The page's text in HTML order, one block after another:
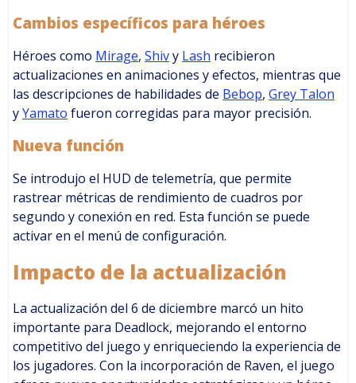
Cambios específicos para héroes
Héroes como Mirage, Shivy Lash recibieron
actualizaciones en animaciones y efectos, mientras que
las descripciones de habilidades de Bebop, Grey Talon
yYamato fueron corregidas para mayor precisión.
Nueva función
Se introdujo el HUD de telemetría, que permite
rastrear métricas de rendimiento de cuadros por
segundo y conexión en red. Esta función se puede
activar en el menú de configuración.
Impacto de la actualización
La actualización del 6 de diciembre marcó un hito
importante para Deadlock, mejorando el entorno
competitivo del juego y enriqueciendo la experiencia de
los jugadores. Con la incorporación de Raven, el juego